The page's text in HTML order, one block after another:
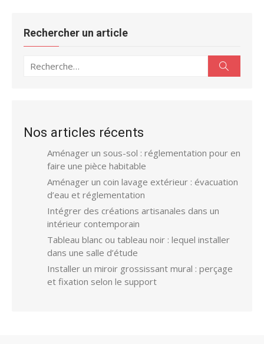
Rechercher un article
Recherche
Nos articles récents
Aménager un sous-sol : réglementation pour en
faire une pièce habitable
Aménager un coin lavage extérieur : évacuation
d’eau et réglementation
Intégrer des créations artisanales dans un
intérieur contemporain
Tableau blanc ou tableau noir : lequel installer
dans une salle d’étude
Installer un miroir grossissant mural : perçage
et fixation selon le support